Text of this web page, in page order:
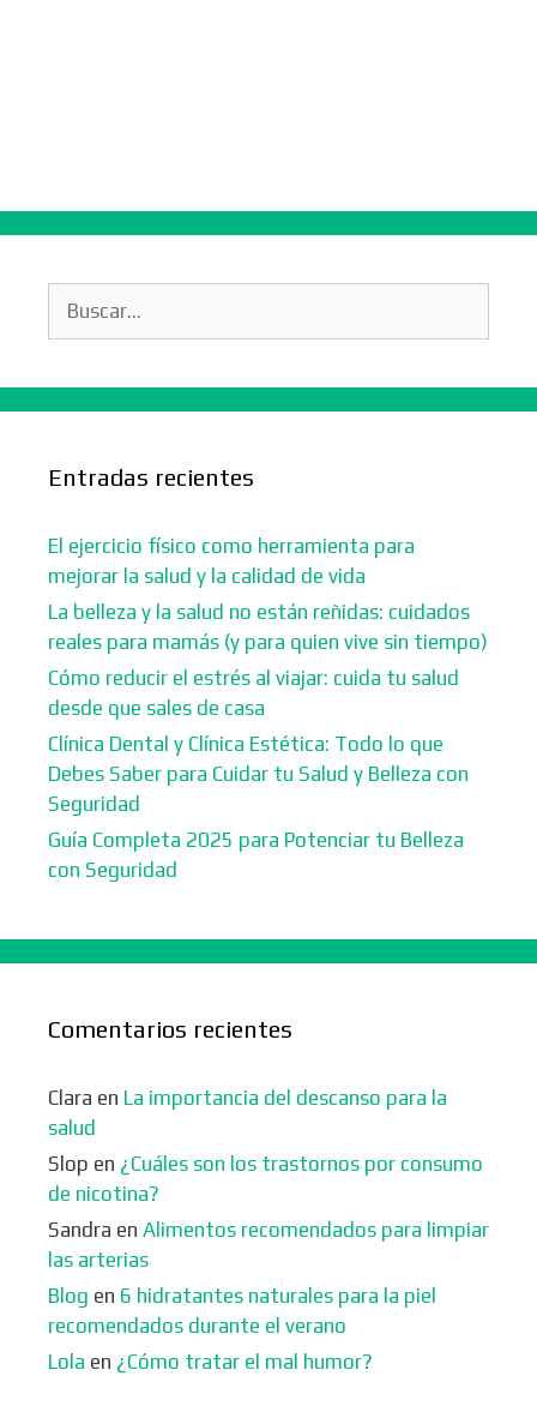
Entradas recientes
El ejercicio físico como herramienta para
mejorar la salud y la calidad de vida
La belleza y la salud no están reñidas: cuidados
reales para mamás (y para quien vive sin tiempo)
Cómo reducir el estrés al viajar: cuida tu salud
desde que sales de casa
Clínica Dental y Clínica Estética: Todo lo que
Debes Saber para Cuidar tu Salud y Belleza con
Seguridad
Guía Completa 2025 para Potenciar tu Belleza
con Seguridad
Comentarios recientes
Clara en La importancia del descanso para la
salud
Slop en ¿Cuáles son los trastornos por consumo
de nicotina?
Sandra en Alimentos recomendados para limpiar
las arterias
Blog en 6 hidratantes naturales para la piel
recomendados durante el verano
Lola en ¿Cómo tratar el mal humor?